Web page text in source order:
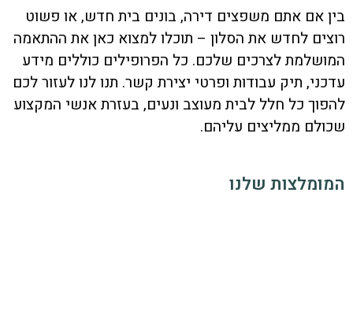
בין אם אתם משפצים דירה, בונים בית חדש, או פשוט
רוצים לחדש את הסלון – תוכלו למצוא כאן את ההתאמה
המושלמת לצרכים שלכם. כל הפרופילים כוללים מידע
עדכני, תיק עבודות ופרטי יצירת קשר. תנו לנו לעזור לכם
להפוך כל חלל לבית מעוצב ונעים, בעזרת אנשי המקצוע
שכולם ממליצים עליהם.
המומלצות שלנו